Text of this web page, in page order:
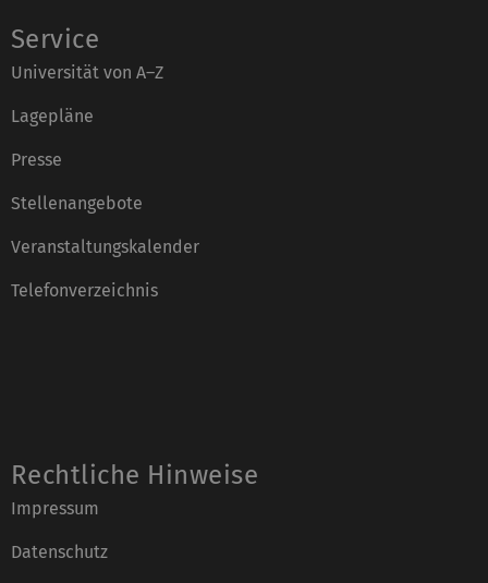
Service
Universität von A–Z
Lagepläne
Presse
Stellenangebote
Veranstaltungskalender
Telefonverzeichnis
Rechtliche Hinweise
Impressum
Datenschutz